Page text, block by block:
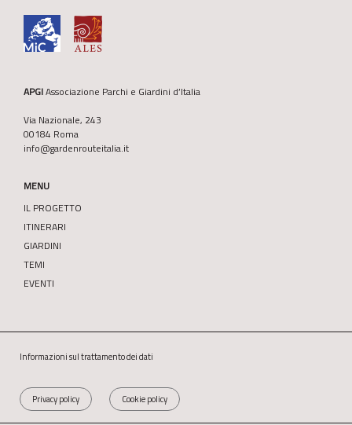
APGIAssociazione Parchi e Giardini d’Italia
Via Nazionale, 243
00184 Roma
info@gardenrouteitalia.it
MENU
IL PROGETTO
ITINERARI
GIARDINI
TEMI
EVENTI
Informazioni sul trattamento dei dati
Privacy policy Cookie policy